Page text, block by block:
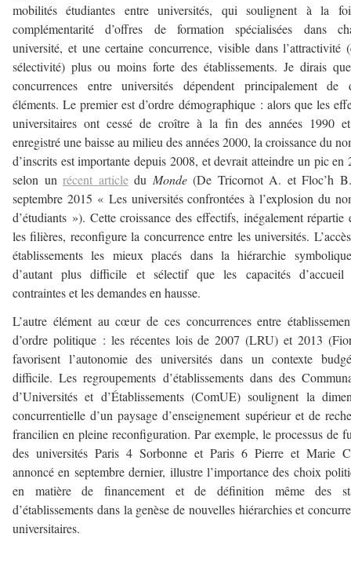
mobilités étudiantes entre universités, qui soulignent à la
complémentarité d’offres de formation spécialisées dans
université, et une certaine concurrence, visible dans l’attractivité
sélectivité) plus ou moins forte des établissements. Je dirais
concurrences entre universités dépendent principalement de
éléments. Le premier est d’ordre démographique : alors que les
universitaires ont cessé de croître à la fin des années 1990
enregistré une baisse au milieu des années 2000, la croissance du
d’inscrits est importante depuis 2008, et devrait atteindre un pic en
selon un récent articledu Monde(De Tricornot A. et Floc’h
septembre 2015 « Les universités confrontées à l’explosion du
d’étudiants »). Cette croissance des effectifs, inégalement répartie
les filières, reconfigure la concurrence entre les universités.
établissements les mieux placés dans la hiérarchie
d’autant plus difficile et sélectif que les capacités d’accueil
contraintes et les demandes en hausse.
L’autre élément au cœur de ces concurrences entre
d’ordre politique : les récentes lois de 2007 (LRU) et 2013
favorisent l’autonomie des universités dans un contexte
difficile. Les regroupements d’établissements dans des
d’Universités et d’Établissements (ComUE) soulignent la
concurrentielle d’un paysage d’enseignement supérieur et de
francilien en pleine reconfiguration. Par exemple, le processus de
des universités Paris 4 Sorbonne et Paris 6 Pierre et Marie
annoncé en septembre dernier, illustre l’importance des choix
en matière de financement et de définition même des
d’établissements dans la genèse de nouvelles hiérarchies et
universitaires.